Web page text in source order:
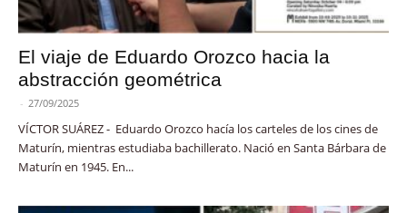
El viaje de Eduardo Orozco hacia la
abstracción geométrica
- 27/09/2025
VÍCTOR SUÁREZ - Eduardo Orozco hacía los carteles de los cines de
Maturín, mientras estudiaba bachillerato. Nació en Santa Bárbara de
Maturín en 1945. En...